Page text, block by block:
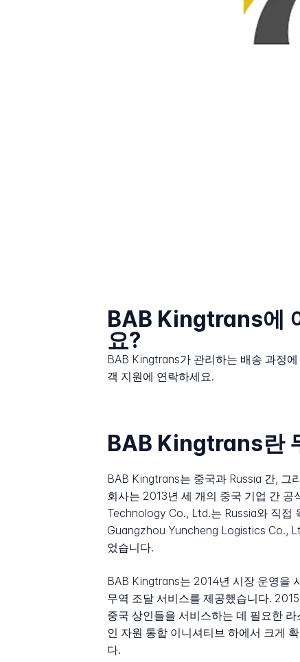
BAB Kingtrans에
요?
BAB Kingtrans가 관리하는 배송 과정
객 지원에 연락하세요.
BAB Kingtrans란
BAB Kingtrans는 중국과 Russia 간, 그
회사는 2013년 세 개의 중국 기업 간
Technology Co., Ltd.는 Russia와 직접
Guangzhou Yuncheng Logistics Co.,
었습니다.
BAB Kingtrans는 2014년 시장 운영을
무역 조달 서비스를 제공했습니다.
중국 상인들을 서비스하는 데 필요한
인 자원 통합 이니셔티브 하에서 크게
다.